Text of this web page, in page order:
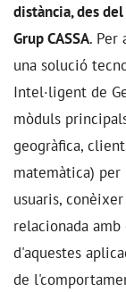
distància, des
Grup CASSA. Per
una solució
Intel·ligent de
mòduls
geogràfica,
matemàtica)
usuaris,
relacionada
d'aquestes
de